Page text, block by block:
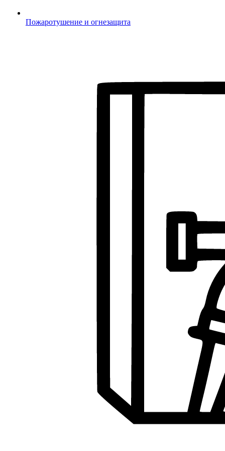
Пожаротушение и огнезащита